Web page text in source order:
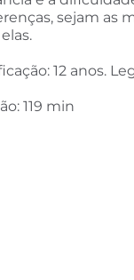
sejam as
12 anos.
119 min